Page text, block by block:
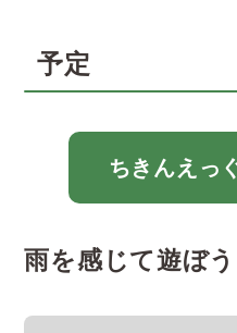
予定
ちきんえっ
雨を感じて遊ぼう